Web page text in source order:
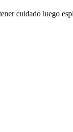
cuidado luego